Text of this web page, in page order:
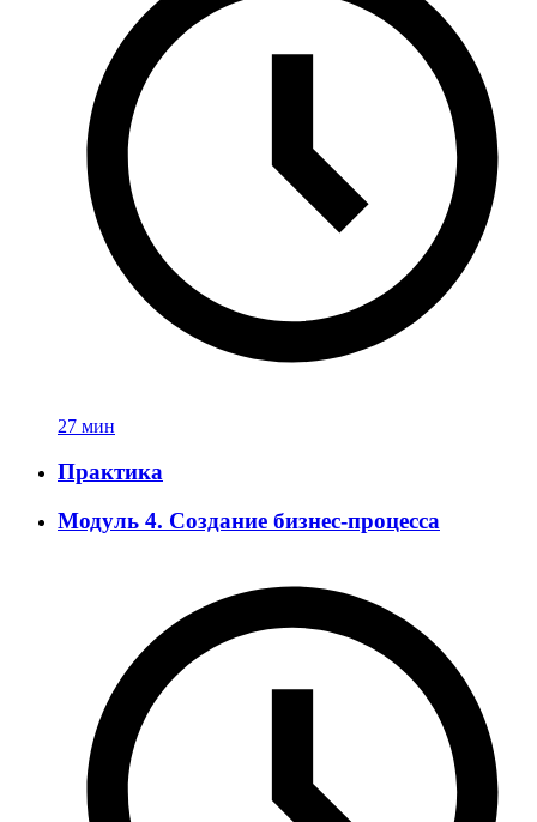
27 мин
Практика
Модуль 4. Создание бизнес-процесса